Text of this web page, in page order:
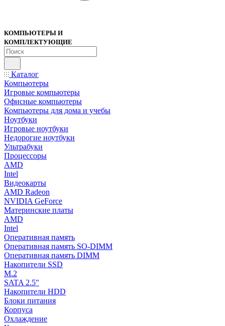
КОМПЬЮТЕРЫ И
КОМПЛЕКТУЮЩИЕ
Каталог
Компьютеры
Игровые компьютеры
Офисные компьютеры
Компьютеры для дома и учебы
Ноутбуки
Игровые ноутбуки
Недорогие ноутбуки
Ультрабуки
Процессоры
AMD
Intel
Видеокарты
AMD Radeon
NVIDIA GeForce
Материнские платы
AMD
Intel
Оперативная память
Оперативная память SO-DIMM
Оперативная память DIMM
Накопители SSD
M.2
SATA 2.5"
Накопители HDD
Блоки питания
Корпуса
Охлаждение